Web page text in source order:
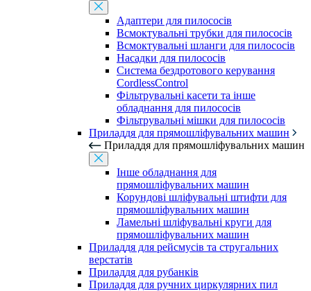
Адаптери для пилососів
Всмоктувальні трубки для пилососів
Всмоктувальні шланги для пилососів
Насадки для пилососів
Система бездротового керування
CordlessControl
Фільтрувальні касети та інше
обладнання для пилососів
Фільтрувальні мішки для пилососів
Приладдя для прямошліфувальних машин
Приладдя для прямошліфувальних машин
Інше обладнання для
прямошліфувальних машин
Корундові шліфувальні штифти для
прямошліфувальних машин
Ламельні шліфувальні круги для
прямошліфувальних машин
Приладдя для рейсмусів та стругальних
верстатів
Приладдя для рубанків
Приладдя для ручних циркулярних пил